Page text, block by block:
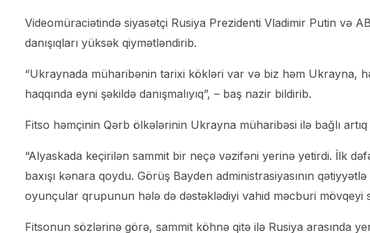
Videomüraciətində siyasətçi Rusiya Prezidenti Vladimir Putin və
danışıqları yüksək qiymətləndirib.
“Ukraynada müharibənin tarixi kökləri var və biz həm Ukrayna,
haqqında eyni şəkildə danışmalıyıq”, – baş nazir bildirib.
Fitso həmçinin Qərb ölkələrinin Ukrayna müharibəsi ilə bağlı
“Alyaskada keçirilən sammit bir neçə vəzifəni yerinə yetirdi. İlk
baxışı kənara qoydu. Görüş Bayden administrasiyasının
oyunçular qrupunun hələ də dəstəklədiyi vahid məcburi mövqeyi
Fitsonun sözlərinə görə, sammit köhnə qitə ilə Rusiya arasında